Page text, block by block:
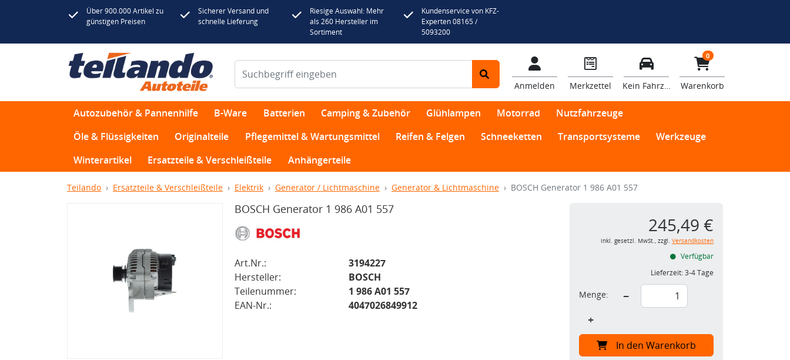
Über 900.000 Artikel zu
günstigen Preisen
Sicherer Versand und
schnelle Lieferung
Riesige Auswahl: Mehr
als 260 Hersteller im
Sortiment
Kundenservice von KFZ-
Experten 08165 /
5093200
Anmelden Merkzettel Kein Fahrzeug
0
Warenkorb
Autozubehör & Pannenhilfe B-Ware Batterien Camping & Zubehör Glühlampen Motorrad
Nutzfahrzeuge
Öle & Flüssigkeiten
Originalteile Pflegemittel & Wartungsmittel Reifen & Felgen Schneeketten Transportsysteme
Werkzeuge
Winterartikel
Ersatzteile & Verschleißteile Anhängerteile
Teilando Ersatzteile & Verschleißteile Elektrik Generator / Lichtmaschine Generator & Lichtmaschine BOSCH Generator 1 986 A01 557
BOSCH Generator 1 986 A01 557
Art.Nr.:
3194227
Hersteller:
BOSCH
Teilenummer:
1 986 A01 557
EAN-Nr.:
4047026849912
245,49 €
inkl. gesetzl. MwSt., zzgl. Versandkosten
Verfügbar
Lieferzeit:3-4 Tage
Menge:
−
+
In den Warenkorb